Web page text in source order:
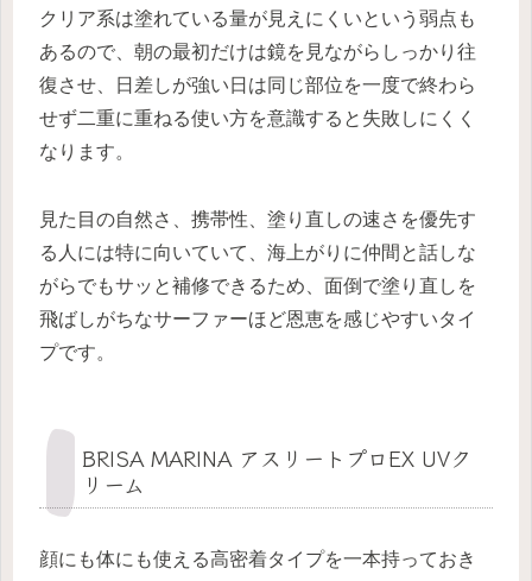
クリア系は塗れている量が見えにくいという弱点も
あるので、朝の最初だけは鏡を見ながらしっかり往
復させ、日差しが強い日は同じ部位を一度で終わら
せず二重に重ねる使い方を意識すると失敗しにくく
なります。
見た目の自然さ、携帯性、塗り直しの速さを優先す
る人には特に向いていて、海上がりに仲間と話しな
がらでもサッと補修できるため、面倒で塗り直しを
飛ばしがちなサーファーほど恩恵を感じやすいタイ
プです。
BRISA MARINA アスリートプロEX UVク
リーム
顔にも体にも使える高密着タイプを一本持っておき